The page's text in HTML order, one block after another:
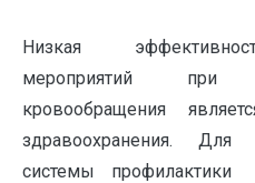
Низкая
мероприятий при
кровообращения
здравоохранения. Для
системы профилактики